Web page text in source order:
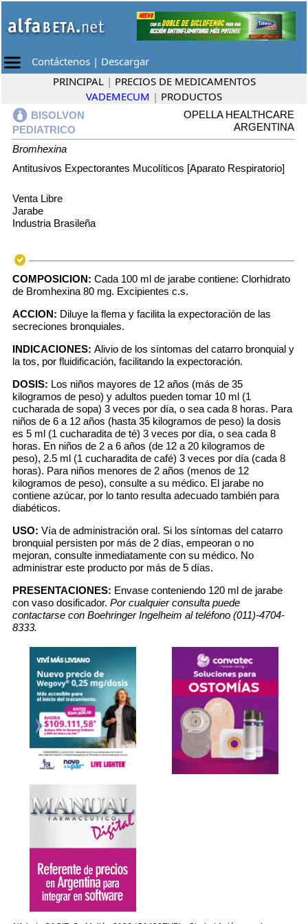
Contáctenos | Descargar
PRINCIPAL | PRECIOS DE MEDICAMENTOS
VADEMECUM | PRODUCTOS
BISOLVON
PEDIATRICO
OPELLA HEALTHCARE
ARGENTINA
Bromhexina
Antitusivos Expectorantes Mucolíticos [Aparato Respiratorio]
Venta Libre
Jarabe
Industria Brasileña
COMPOSICION: Cada 100 ml de jarabe contiene: Clorhidrato
de Bromhexina 80 mg. Excipientes c.s.
ACCION: Diluye la flema y facilita la expectoración de las
secreciones bronquiales.
INDICACIONES: Alivio de los síntomas del catarro bronquial y
la tos, por fluidificación, facilitando la expectoración.
DOSIS: Los niños mayores de 12 años (más de 35
kilogramos de peso) y adultos pueden tomar 10 ml (1
cucharada de sopa) 3 veces por día, o sea cada 8 horas. Para
niños de 6 a 12 años (hasta 35 kilogramos de peso) la dosis
es 5 ml (1 cucharadita de té) 3 veces por día, o sea cada 8
horas. En niños de 2 a 6 años (de 12 a 20 kilogramos de
peso), 2.5 ml (1 cucharadita de café) 3 veces por día (cada 8
horas). Para niños menores de 2 años (menos de 12
kilogramos de peso), consulte a su médico. El jarabe no
contiene azúcar, por lo tanto resulta adecuado también para
diabéticos.
USO: Vía de administración oral. Si los síntomas del catarro
bronquial persisten por más de 2 días, empeoran o no
mejoran, consulte inmediatamente con su médico. No
administrar este producto por más de 5 días.
PRESENTACIONES: Envase conteniendo 120 ml de jarabe
con vaso dosificador. Por cualquier consulta puede
contactarse con Boehringer Ingelheim al teléfono (011)-4704-
8333.